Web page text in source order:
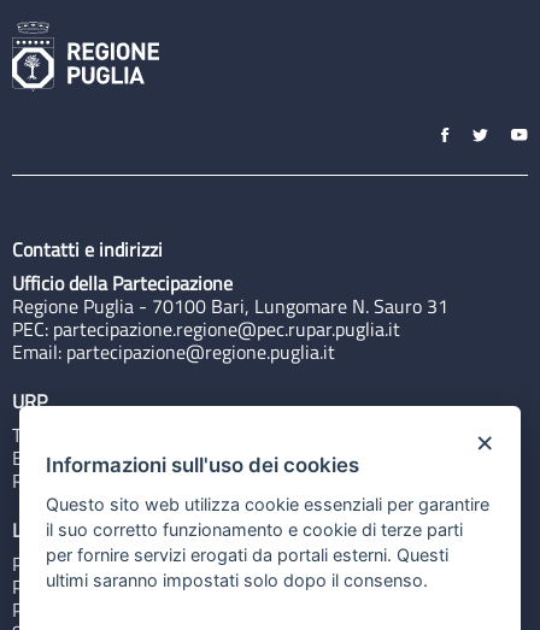
Contatti e indirizzi
Ufficio della Partecipazione
Regione Puglia - 70100 Bari, Lungomare N. Sauro 31
PEC: partecipazione.regione@pec.rupar.puglia.it
Email: partecipazione@regione.puglia.it
URP
Tel: 800713939
Email:quiregione@regione.puglia.it
Rubrica
Link utili
Portale Istituzionale
PO FESR Puglia 2014-2020
PSR Puglia 2014-2020
×
Informazioni sull'uso dei cookies
Questo sito web utilizza cookie essenziali per garantire
il suo corretto funzionamento e cookie di terze parti
per fornire servizi erogati da portali esterni. Questi
ultimi saranno impostati solo dopo il consenso.